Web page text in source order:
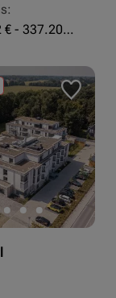
337.178,82 € - 337.207,06 €